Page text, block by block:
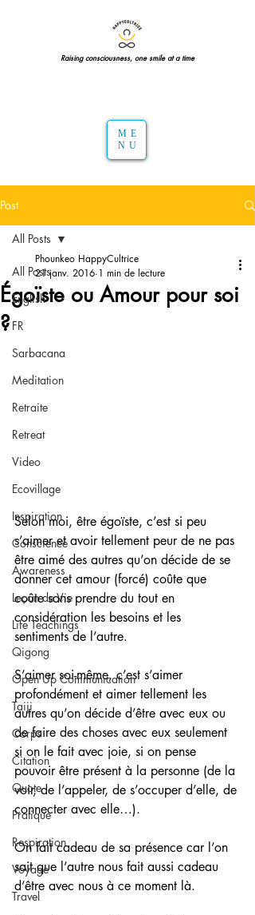
Raising consciousness, one smile at a time
ME
NU
Post
All Posts
English
FR
Sarbacana
Meditation
Retraite
Retreat
Video
Ecovillage
Inspiration
Conscience
Awareness
Leçon de Vie
Life Teachings
Qigong
Open Up Communication
Taiji
Corps
Citation
Quote
Pratique
Respiration
Voyage
Travel
All Posts
Égoïste ou Amour pour soi
?
Phounkeo HappyCultrice
21 janv. 2016 1 min de lecture
Selon moi, être égoïste, c’est si peu
s’aimer et avoir tellement peur de ne pas
être aimé des autres qu’on décide de se
donner cet amour (forcé) coûte que
coûte sans prendre du tout en
considération les besoins et les
sentiments de l’autre.
S’aimer soi-même, c’est s’aimer
profondément et aimer tellement les
autres qu’on décide d’être avec eux ou
de faire des choses avec eux seulement
si on le fait avec joie, si on pense
pouvoir être présent à la personne (de la
voir, de l’appeler, de s’occuper d’elle, de
connecter avec elle…).
On fait cadeau de sa présence car l’on
sait que l’autre nous fait aussi cadeau
d’être avec nous à ce moment là.